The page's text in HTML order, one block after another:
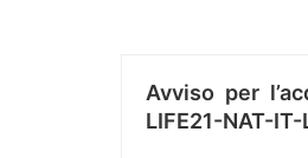
Avviso per
LIFE21-NAT-IT-